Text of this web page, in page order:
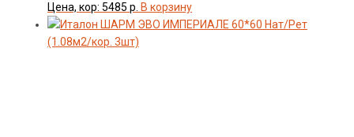
Цена, кор: 5485 р. В корзину